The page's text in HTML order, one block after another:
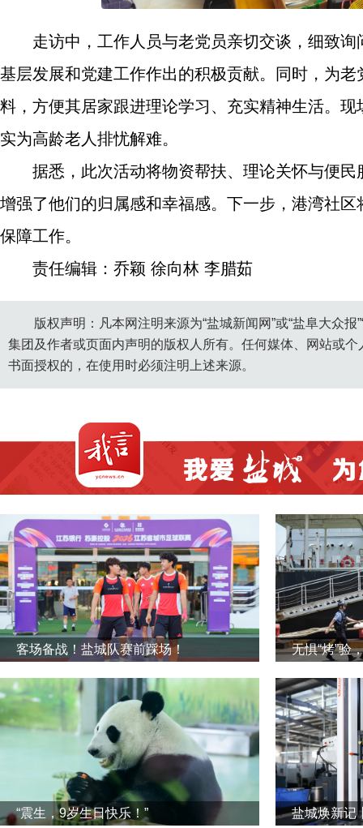
走访中，工作人员与老党员亲切交谈，细致
基层发展和党建工作作出的积极贡献。同时，为
料，方便其居家跟进理论学习、充实精神生活。
实为高龄老人排忧解难。
据悉，此次活动将物资帮扶、理论关怀与便
增强了他们的归属感和幸福感。下一步，港湾社
保障工作。
责任编辑：乔颖 徐向林 李腊茹
版权声明：凡本网注明来源为“盐城新闻网”或“盐阜大众
集团及作者或页面内声明的版权人所有。任何媒体、网站或
书面授权的，在使用时必须注明上述来源。
客场备战！盐城队赛前踩场！ 无惧“烤”验
“震生，9岁生日快乐！”